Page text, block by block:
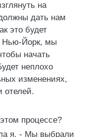
на
дать нам
это будет
Нью-Йорк, мы
начать
неплохо
изменениях,
отелей.
процессе?
я. - Мы выбрали